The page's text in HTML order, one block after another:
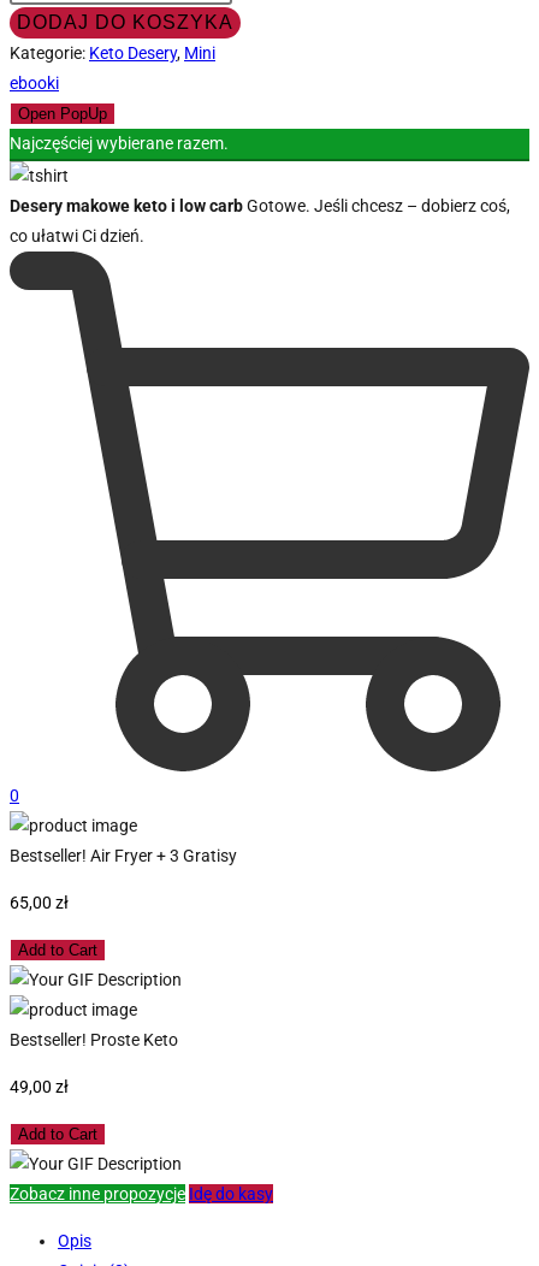
DODAJ DO KOSZYKA
Kategorie: Keto Desery, Mini
ebooki
Open PopUp
Najczęściej wybierane razem.
Desery makowe keto i low carbGotowe. Jeśli chcesz – dobierz coś,
co ułatwi Ci dzień.
0
Bestseller! Air Fryer + 3 Gratisy
65,00 zł
Add to Cart
Bestseller! Proste Keto
49,00 zł
Add to Cart
Zobacz inne propozycje Idę do kasy
Opis